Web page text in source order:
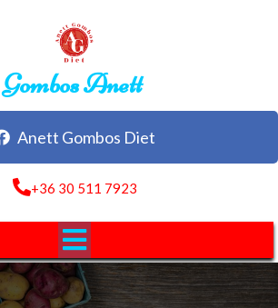
Gombos Anett
Anett Gombos Diet
+36 30 511 7923